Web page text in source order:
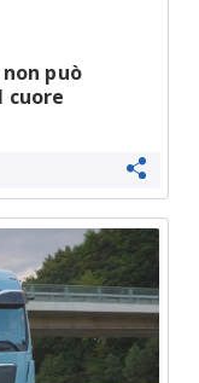
non può
cuore